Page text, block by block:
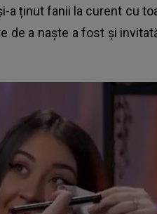
a ținut fanii la curent cu
de a naște a fost și